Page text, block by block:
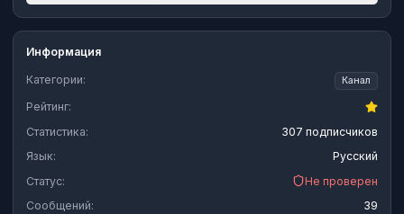
Информация
Категории: Канал
Рейтинг:
Статистика:
307 подписчиков
Язык:
Русский
Статус:
Не проверен
Сообщений:
39